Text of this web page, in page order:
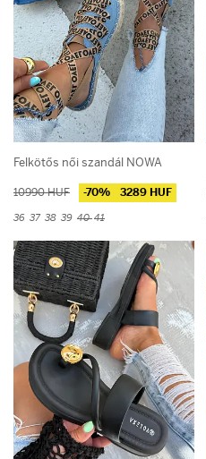
Felkötős női szandál NOWA
10990 HUF -70% 3289 HUF
36 37 38 39 4041